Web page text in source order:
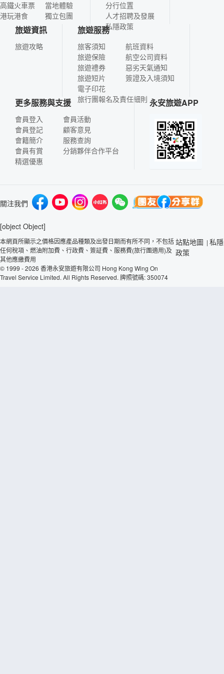
高鐵火車票
港玩港食
當地體驗
獨立包團
分行位置
人才招聘及發展
私隱政策
旅遊資訊
旅遊攻略
旅遊服務
旅客須知
旅遊保險
旅遊禮券
旅遊短片
電子印花
航班資料
航空公司資料
惡劣天氣通知
簽證及入境須知
旅行團報名及責任細則
更多服務與支援
會員登入
會員登記
會籍簡介
會員有賞
精選優惠
會員活動
顧客意見
服務查詢
分銷夥伴合作平台
永安旅遊APP
關注我們
[object Object]
本網頁所顯示之價格因應產品種類及出發日期而有所不同，不包括
任何稅項、燃油附加費、行政費、簽証費、服務費(旅行團適用)及
其他應繳費用
© 1999 - 2026 香港永安旅遊有限公司 Hong Kong Wing On
Travel Service Limited. All Rights Reserved. 牌照號碼: 350074
站點地圖 | 私隱
政策